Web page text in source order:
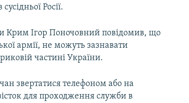
Росії.
Крим Ігор Поночовний повідомив, що
армії, не можуть зазнавати
частині України.
звертатися телефоном або на
для проходження служби в